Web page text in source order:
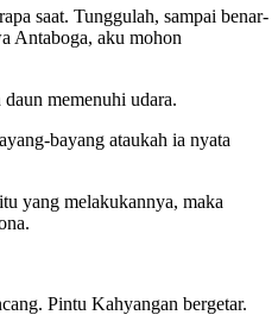
saat. Tunggulah, sampai benar-
Antaboga, aku mohon
memenuhi udara.
bayang ataukah ia nyata
yang melakukannya, maka
Pintu Kahyangan bergetar.